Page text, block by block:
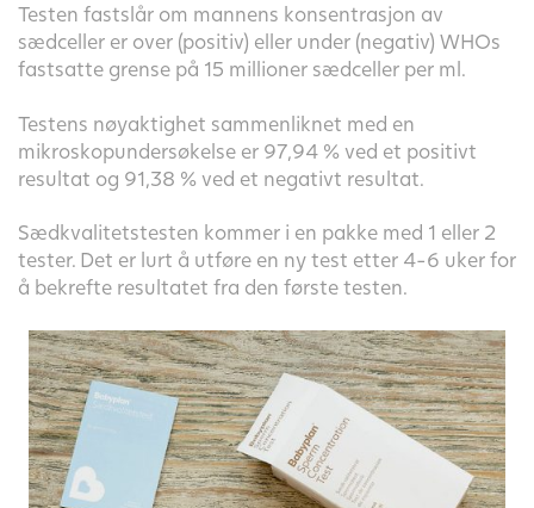
Testen fastslår om mannens konsentrasjon av
sædceller er over (positiv) eller under (negativ) WHOs
fastsatte grense på 15 millioner sædceller per ml.
Testens nøyaktighet sammenliknet med en
mikroskopundersøkelse er 97,94 % ved et positivt
resultat og 91,38 % ved et negativt resultat.
Sædkvalitetstesten kommer i en pakke med 1 eller 2
tester. Det er lurt å utføre en ny test etter 4-6 uker for
å bekrefte resultatet fra den første testen.